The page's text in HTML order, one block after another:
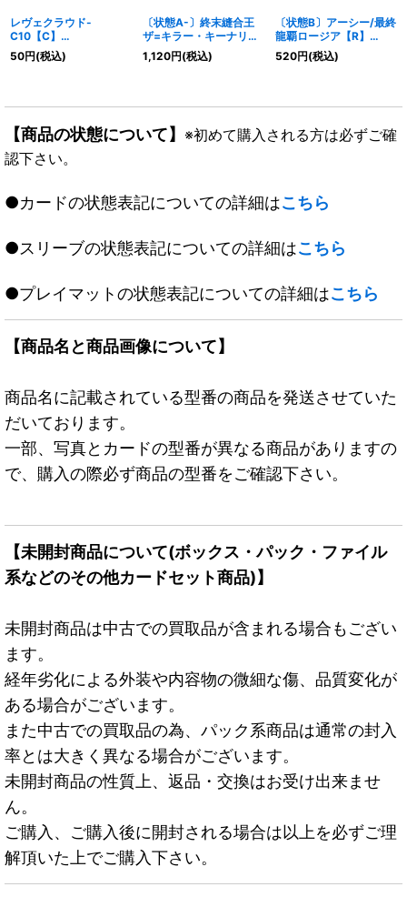
レヴェクラウド-
C10【C】
{25RP154/77}《光》
50円(税込)
〔状態A-〕終末縫合王
ザ=キラー・キーナリー
【SR】
{23BD1BE6/BE10}
1,120円(税込)
〔状態B〕アーシー/最終
龍覇ロージア【R】
{ART106/6}《光》
520円(税込)
【商品の状態について】 ※初めて購入される方は必ずご確
認下さい。
●カードの状態表記についての詳細はこちら
●スリーブの状態表記についての詳細はこちら
●プレイマットの状態表記についての詳細はこちら
【商品名と商品画像について】
商品名に記載されている型番の商品を発送させていた
だいております。
一部、写真とカードの型番が異なる商品がありますの
で、購入の際必ず商品の型番をご確認下さい。
【未開封商品について(ボックス・パック・ファイル
系などのその他カードセット商品)】
未開封商品は中古での買取品が含まれる場合もござい
ます。
経年劣化による外装や内容物の微細な傷、品質変化が
ある場合がございます。
また中古での買取品の為、パック系商品は通常の封入
率とは大きく異なる場合がございます。
未開封商品の性質上、返品・交換はお受け出来ませ
ん。
ご購入、ご購入後に開封される場合は以上を必ずご理
解頂いた上でご購入下さい。